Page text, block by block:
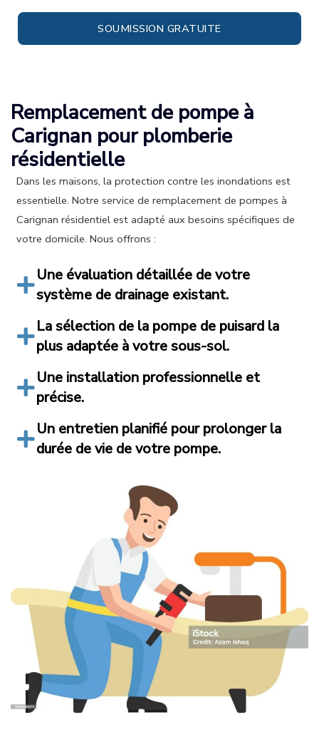
SOUMISSION GRATUITE
Remplacement de pompe à
Carignan pour plomberie
résidentielle
Dans les maisons, la protection contre les inondations est
essentielle. Notre service de remplacement de pompes à
Carignan résidentiel est adapté aux besoins spécifiques de
votre domicile. Nous offrons :
Une évaluation détaillée de votre
système de drainage existant.
La sélection de la pompe de puisard la
plus adaptée à votre sous-sol.
Une installation professionnelle et
précise.
Un entretien planifié pour prolonger la
durée de vie de votre pompe.